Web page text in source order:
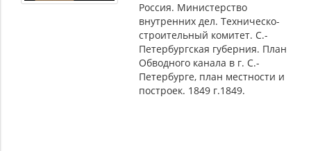
Россия. Министерство
внутренних дел. Техническо-
строительный комитет. С.-
Петербургская губерния. План
Обводного канала в г. С.-
Петербурге, план местности и
построек. 1849 г.1849.